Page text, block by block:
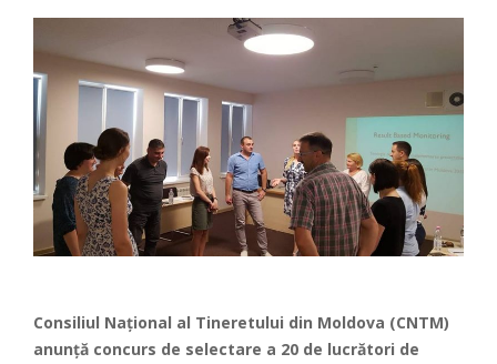
Consiliul Naţional al Tineretului din Moldova (CNTM)
anunță concurs de selectare a 20 de lucrători de